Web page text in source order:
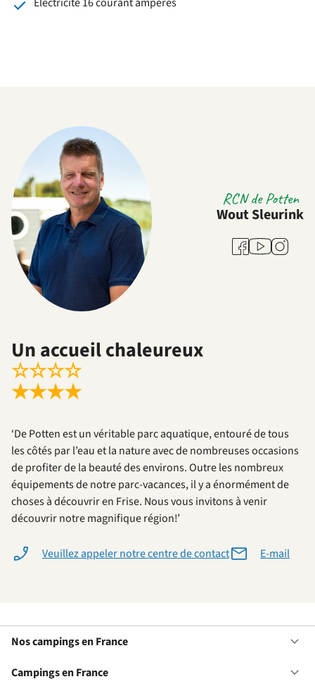
RCN de Potten
Wout Sleurink
Facebook
Youtube
Un accueil chaleureux
☆☆☆☆
★★★★
‘De Potten est un véritable parc aquatique, entouré de tous
les côtés par l’eau et la nature avec de nombreuses occasions
de profiter de la beauté des environs. Outre les nombreux
équipements de notre parc-vacances, il y a énormément de
choses à découvrir en Frise. Nous vous invitons à venir
découvrir notre magnifique région!’
Veuillez appeler notre centre de contact E-mail
Nos campings en France
Campings en France